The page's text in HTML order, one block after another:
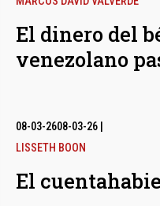
El dinero del
venezolano
08-03-2608-03-26
LISSETH BOON
El